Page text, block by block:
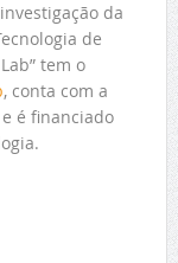
da
de
tem o
, conta com a
é financiado